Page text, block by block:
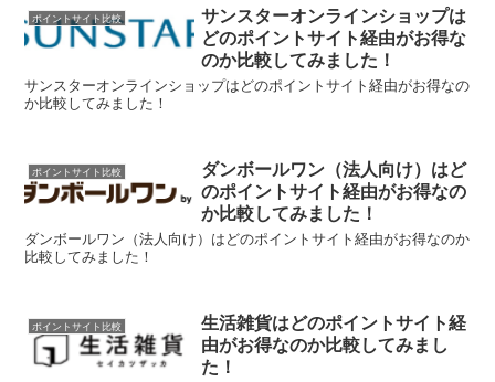
ポイントサイト比較
サンスターオンラインショップは
どのポイントサイト経由がお得な
のか比較してみました！
サンスターオンラインショップはどのポイントサイト経由がお得なの
か比較してみました！
ポイントサイト比較
ダンボールワン（法人向け）はど
のポイントサイト経由がお得なの
か比較してみました！
ダンボールワン（法人向け）はどのポイントサイト経由がお得なのか
比較してみました！
ポイントサイト比較
生活雑貨はどのポイントサイト経
由がお得なのか比較してみまし
た！